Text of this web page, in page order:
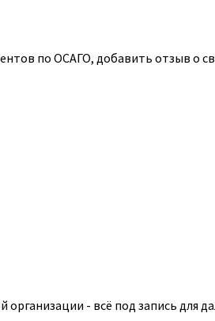
по ОСАГО, добавить отзыв о
организации - всё под запись для